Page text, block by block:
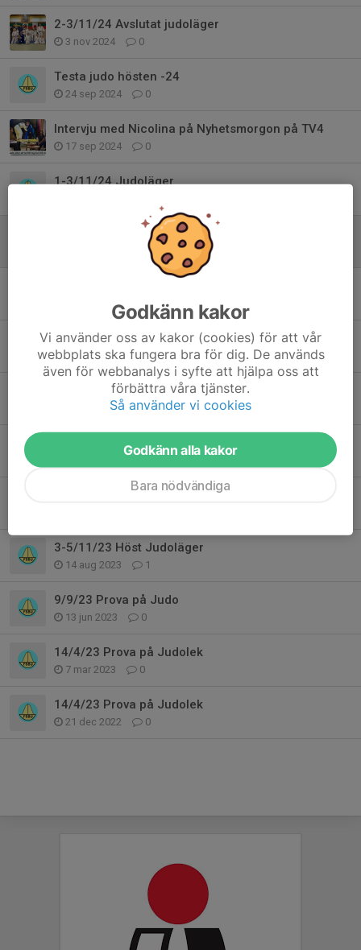
2-3/11/24 Avslutat judoläger
3 nov 2024 0
Testa judo hösten -24
24 sep 2024 0
Intervju med Nicolina på Nyhetsmorgon på TV4
17 sep 2024 0
1-3/11/24 Judoläger
16/6/24 Testa på judo
0
19 apr 2024 0
23/3/24 Judo lek i Skövde
4 mar 2024 0
4/5/24 Judo lek i Göteborg
4 mar 2024 0
30/3/24 Judo lek i Göteborg
9/9/23 Prova på judo
3-5/11/23 Höst Judoläger
14 aug 2023 1
9/9/23 Prova på Judo
13 jun 2023 0
14/4/23 Prova på Judolek
7 mar 2023 0
14/4/23 Prova på Judolek
21 dec 2022 0
Godkänn kakor
Vi använder oss av kakor (cookies) för att vår
webbplats ska fungera bra för dig. De används
även för webbanalys i syfte att hjälpa oss att
förbättra våra tjänster.
Så använder vi cookies
Godkänn alla kakor
Bara nödvändiga